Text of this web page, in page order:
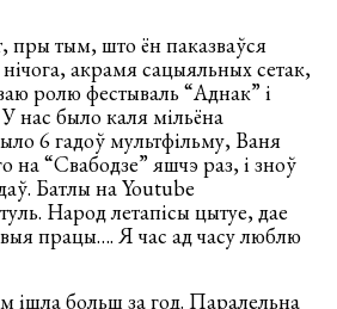
пры тым, што ён паказваўся
нічога, акрамя сацыяльных сетак,
ролю фестываль “Аднак” і
нас было каля мільёна
6 гадоў мультфільму, Ваня
на “Свабодзе” яшчэ раз, і зноў
Батлы на Youtube
Народ летапісы цытуе, дае
працы…. Я час ад часу люблю
ішла больш за год. Паралельна